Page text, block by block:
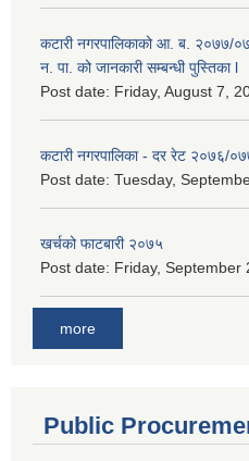
कटारी नगरपालिकाको आ. ब. २०७७/
न. पा. को जानकारी सम्बन्धी पुस्तिका l
Post date: Friday, August 7,
कटारी नगरपालिका - दर रेट २०७६/
Post date: Tuesday,
खर्चको फाटबारी २०७५
Post date: Friday, September
more
Public